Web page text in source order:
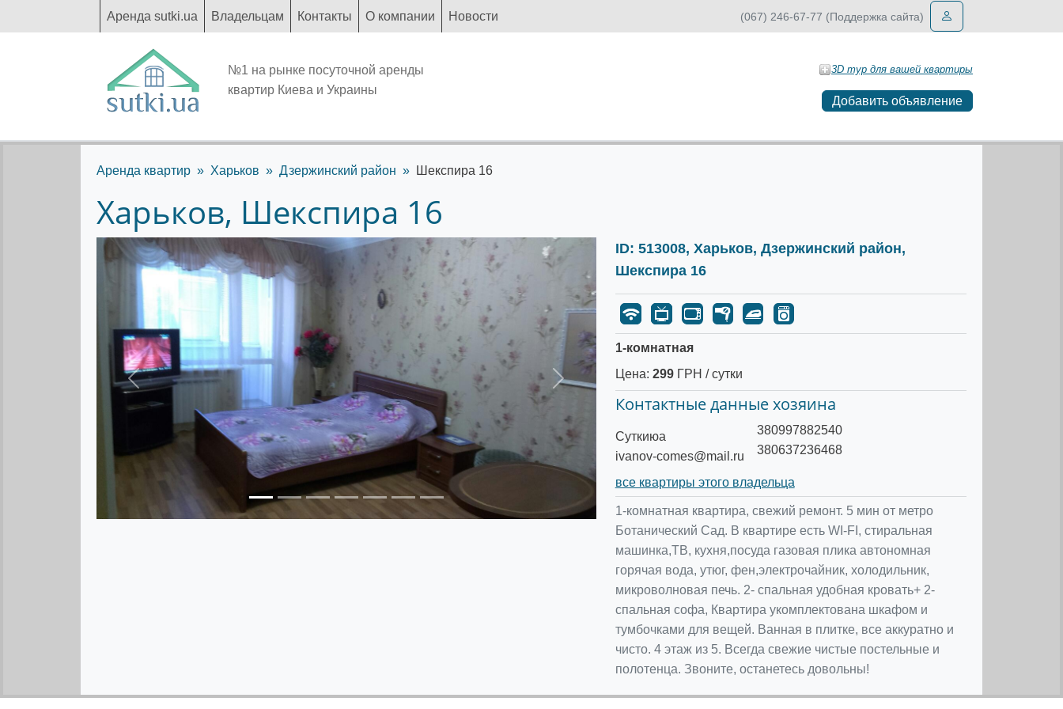
Аренда sutki.ua Владельцам Контакты О компании Новости (067) 246-67-77 (Поддержка сайта)
№1 на рынке посуточной аренды
квартир Киева и Украины
3D тур для вашей квартиры
Добавить объявление
Аренда квартир Харьков Дзержинский район Шекспира 16
Харьков, Шекспира 16
Предыдущее Следующее
ID: 513008, Харьков, Дзержинский район,
Шекспира 16
1-комнатная
Цена: 299ГРН / сутки
Контактные данные хозяина
Cуткиюа
ivanov-comes@mail.ru
380997882540
380637236468
все квартиры этого владельца
1-комнатная квартира, свежий ремонт. 5 мин от метро
Ботанический Сад. В квартире есть WI-FI, стиральная
машинка,ТВ, кухня,посуда газовая плика автономная
горячая вода, утюг, фен,электрочайник, холодильник,
микроволновая печь. 2- спальная удобная кровать+ 2-
спальная софа, Квартира укомплектована шкафом и
тумбочками для вещей. Ванная в плитке, все аккуратно и
чисто. 4 этаж из 5. Всегда свежие чистые постельные и
полотенца. Звоните, останетесь довольны!